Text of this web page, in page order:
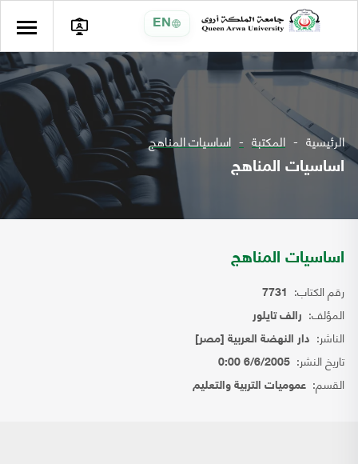
EN
الرئيسية المكتبة اساسيات المناهج
اساسيات المناهج
اساسيات المناهج
رقم الكتاب: 7731
المؤلف: رالف تايلور
الناشر: دار النهضة العربية [مصر]
تاريخ النشر: 6/6/2005 0:00
القسم: عموميات التربية والتعليم